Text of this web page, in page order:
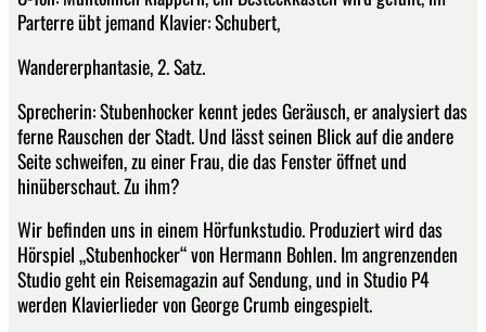
Parterre übt jemand Klavier: Schubert,
Wandererphantasie, 2. Satz.
Sprecherin: Stubenhocker kennt jedes Geräusch, er analysiert das
ferne Rauschen der Stadt. Und lässt seinen Blick auf die andere
Seite schweifen, zu einer Frau, die das Fenster öffnet und
hinüberschaut. Zu ihm?
Wir befinden uns in einem Hörfunkstudio. Produziert wird das
Hörspiel „Stubenhocker“ von Hermann Bohlen. Im angrenzenden
Studio geht ein Reisemagazin auf Sendung, und in Studio P4
werden Klavierlieder von George Crumb eingespielt.